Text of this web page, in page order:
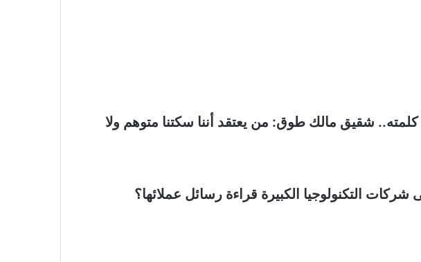
كلمته.. شقيق مالك طوق: من يعتقد أننا سكتنا متوهم ولا
التكنولوجيا الكبيرة قراءة رسائل عملائها؟